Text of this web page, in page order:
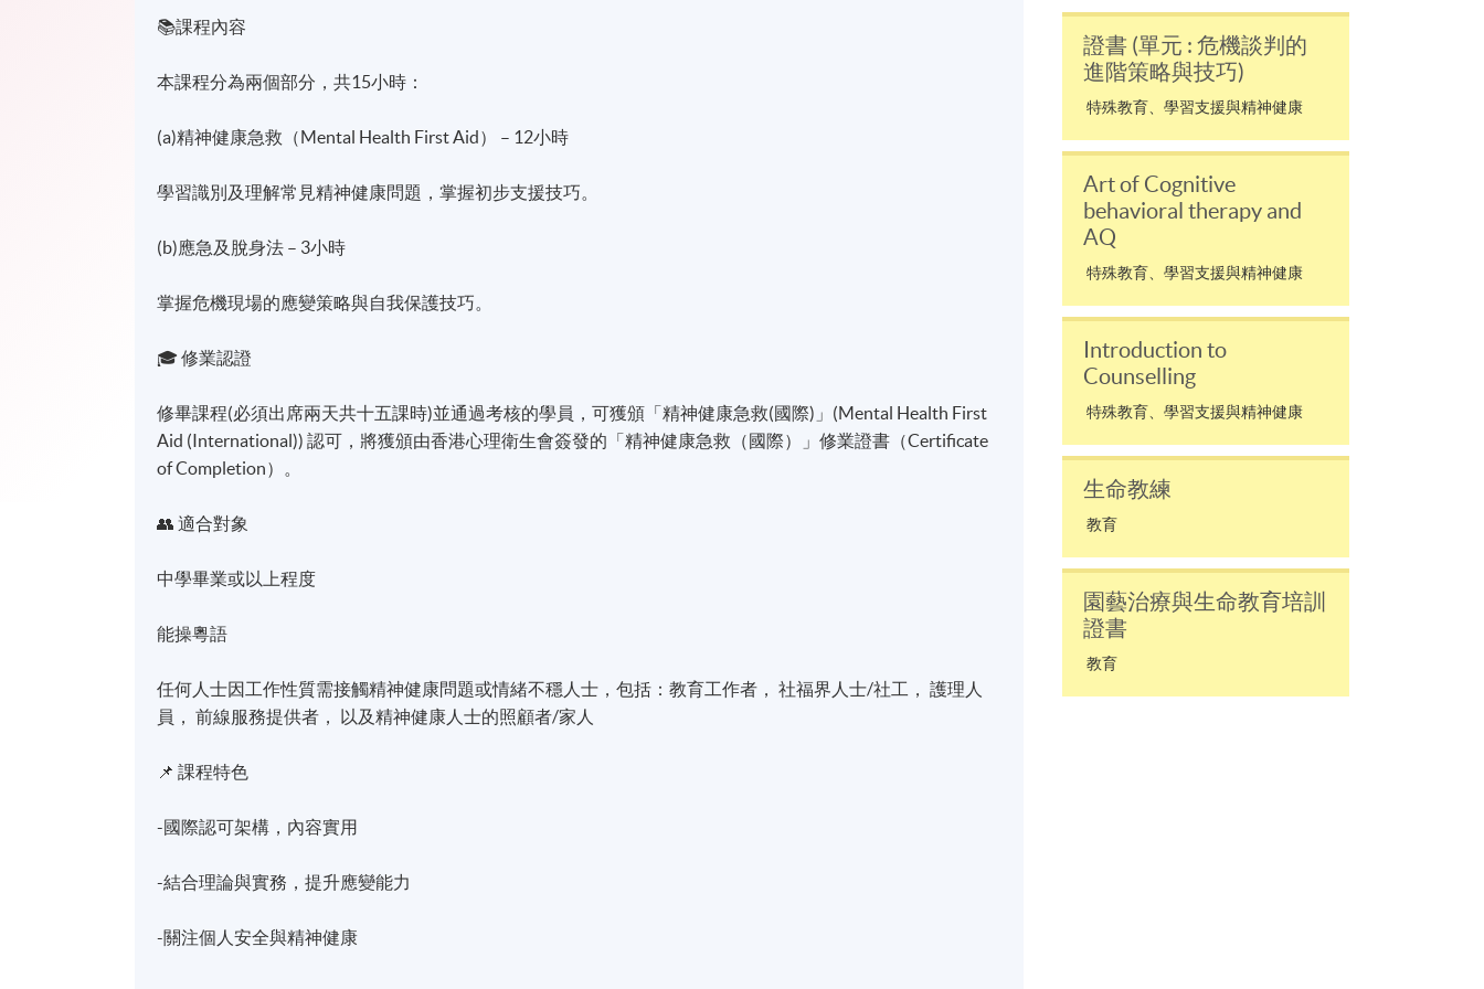
📚課程內容
本課程分為兩個部分，共15小時：
(a)精神健康急救（Mental Health First Aid） – 12小時
學習識別及理解常見精神健康問題，掌握初步支援技巧。
(b)應急及脫身法 – 3小時
掌握危機現場的應變策略與自我保護技巧。
🎓 修業認證
修畢課程(必須出席兩天共十五課時)並通過考核的學員，可獲頒「精神健康急救(國際)」(Mental Health First
Aid (International)) 認可，將獲頒由香港心理衛生會簽發的「精神健康急救（國際）」修業證書（Certificate
of Completion）。
👥 適合對象
中學畢業或以上程度
能操粵語
任何人士因工作性質需接觸精神健康問題或情緒不穩人士，包括：教育工作者， 社福界人士/社工， 護理人
員， 前線服務提供者， 以及精神健康人士的照顧者/家人
📌 課程特色
-國際認可架構，內容實用
-結合理論與實務，提升應變能力
-關注個人安全與精神健康
證書 (單元 : 危機談判的
進階策略與技巧)
特殊教育、學習支援與精神健康
Art of Cognitive
behavioral therapy and
AQ
特殊教育、學習支援與精神健康
Introduction to
Counselling
特殊教育、學習支援與精神健康
生命教練
教育
園藝治療與生命教育培訓
證書
教育